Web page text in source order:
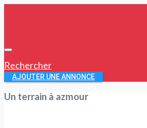
Rechercher
AJOUTER UNE ANNONCE
Un terrain à azmour